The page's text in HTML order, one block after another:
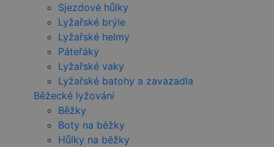
Sjezdové hůlky
Lyžařské brýle
Lyžařské helmy
Páteřáky
Lyžařské vaky
Lyžařské batohy a zavazadla
Běžecké lyžování
Běžky
Boty na běžky
Hůlky na běžky